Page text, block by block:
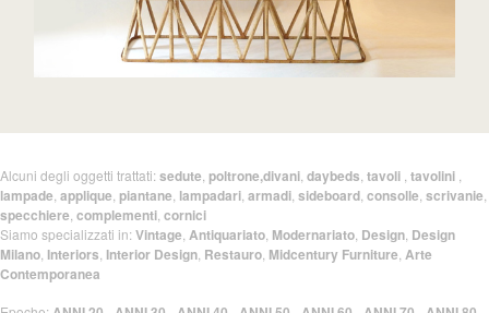
Alcuni degli oggetti trattati: sedute poltrone,divani daybeds tavoli tavolini
lampade applique piantane lampadari armadi sideboard consolle scrivanie
specchiere complementi cornici
Siamo specializzati in: Vintage Antiquariato Modernariato Design Design
Milano Interiors Interior Design Restauro Midcentury Furniture Arte
Contemporanea